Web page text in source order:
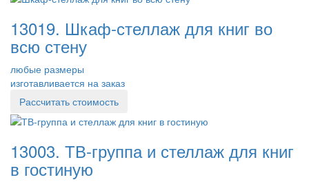
13019. Шкаф-стеллаж для книг во
всю стену
любые размеры
изготавливается на заказ
Рассчитать стоимость
13003. ТВ-группа и стеллаж для книг
в гостиную